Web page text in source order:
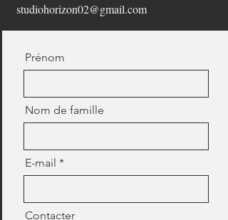
studiohorizon02@gmail.com
Prénom
Nom de famille
E-mail
Contacter